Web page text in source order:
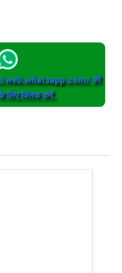
web.whatsapp.com/ को
लिए क्लिक करें.